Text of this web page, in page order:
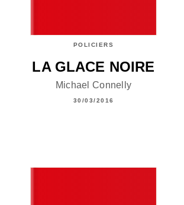
POLICIERS
LA GLACE NOIRE
Michael Connelly
30/03/2016